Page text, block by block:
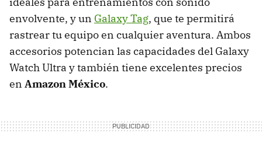
envolvente, y un Galaxy Tag, que te permitirá
rastrear tu equipo en cualquier aventura. Ambos
accesorios potencian las capacidades del Galaxy
Watch Ultra y también tiene excelentes precios
en Amazon México.